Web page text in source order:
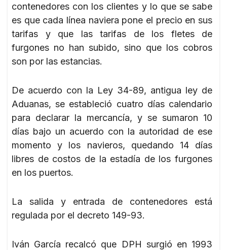
contenedores con los clientes y lo que se sabe
es que cada línea naviera pone el precio en sus
tarifas y que las tarifas de los fletes de
furgones no han subido, sino que los cobros
son por las estancias.
De acuerdo con la Ley 34-89, antigua ley de
Aduanas, se estableció cuatro días calendario
para declarar la mercancía, y se sumaron 10
días bajo un acuerdo con la autoridad de ese
momento y los navieros, quedando 14 días
libres de costos de la estadía de los furgones
en los puertos.
La salida y entrada de contenedores está
regulada por el decreto 149-93.
Iván García recalcó que DPH surgió en 1993